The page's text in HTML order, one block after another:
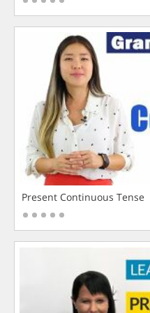
Present Continuous Tense